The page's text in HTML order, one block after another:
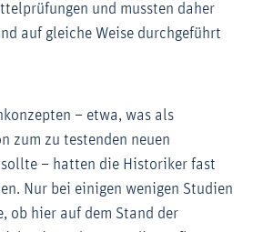
und mussten daher
auf gleiche Weise durchgeführt
– etwa, was als
zum zu testenden neuen
– hatten die Historiker fast
Nur bei einigen wenigen Studien
ob hier auf dem Stand der